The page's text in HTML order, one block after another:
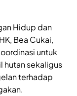
Hidup dan
Bea Cukai,
untuk
hutan sekaligus
terhadap